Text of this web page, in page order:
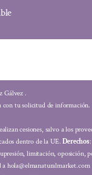
Gálvez .
tu solicitud de información.
cesiones, salvo a los
dentro de la UE.Derechos
limitación, oposición,
hola@elmanaturalmarket.com